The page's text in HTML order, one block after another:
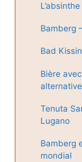
Bamberg
Bad
Bière
alternative
Tenuta
Lugano
Bamberg
mondial